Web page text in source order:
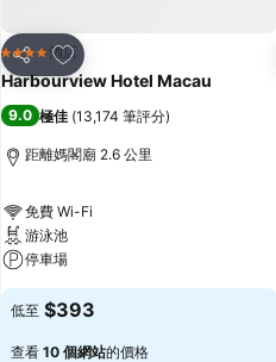
分享
放到收藏夾
4 星級 酒店
Harbourview Hotel Macau
9.0 極佳 (13,174 筆評分)
距離媽閣廟 2.6 公里
免費 Wi-Fi
游泳池
停車場
低至 $393
查看 10 個網站的價格